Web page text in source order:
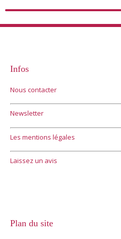
Infos
Nous contacter
Newsletter
Les mentions légales
Laissez un avis
Plan du site